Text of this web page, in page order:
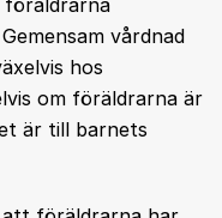
föräldrarna
vårdnad
hos
om föräldrarna är
är till barnets